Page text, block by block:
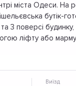
міста Одеси. На
бутік-
3 поверсі
ліфту або
Виїзд